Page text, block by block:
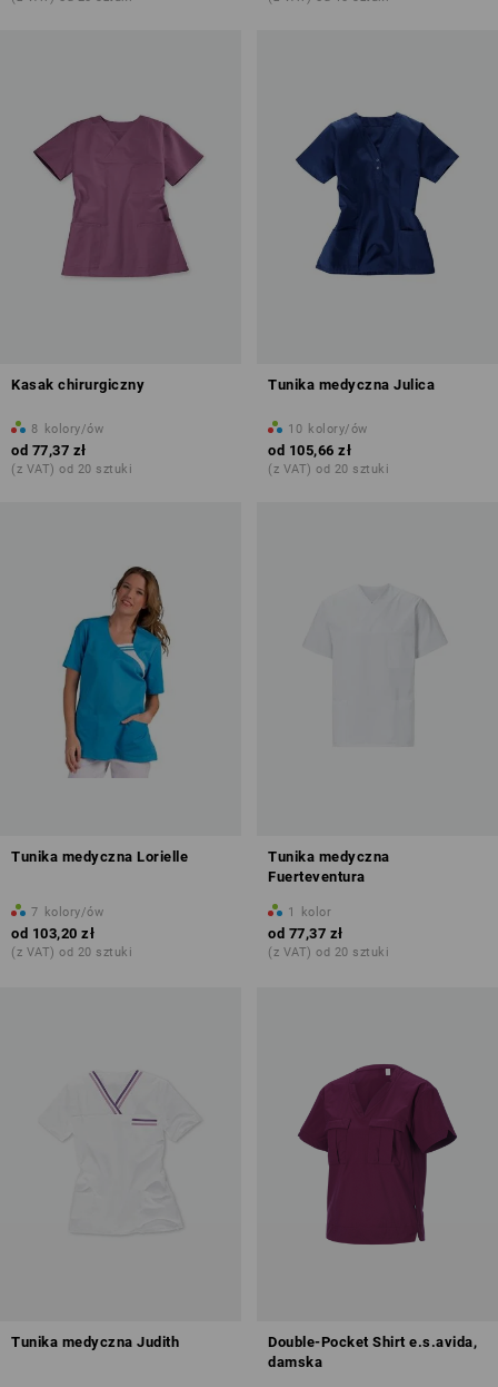
Kasak chirurgiczny
8 kolory/ów
od 77,37 zł
(z VAT) od 20 sztuki
Tunika medyczna Julica
10 kolory/ów
od 105,66 zł
(z VAT) od 20 sztuki
Tunika medyczna Lorielle
7 kolory/ów
od 103,20 zł
(z VAT) od 20 sztuki
Tunika medyczna
Fuerteventura
1 kolor
od 77,37 zł
(z VAT) od 20 sztuki
Tunika medyczna Judith
Double-Pocket Shirt e.s.avida,
damska